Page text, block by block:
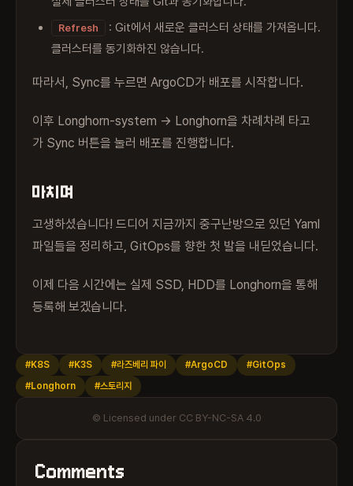
Refresh
: Git에서 새로운 클러스터 상태를 가져옵니다.
클러스터를 동기화하진 않습니다.
따라서, Sync를 누르면 ArgoCD가 배포를 시작합니다.
이후 Longhorn-system -> Longhorn을 차례차례 타고
가 Sync 버튼을 눌러 배포를 진행합니다.
마치며
고생하셨습니다! 드디어 지금까지 중구난방으로 있던 Yaml
파일들을 정리하고, GitOps를 향한 첫 발을 내딛었습니다.
이제 다음 시간에는 실제 SSD, HDD를 Longhorn을 통해
등록해 보겠습니다.
#K8S #K3S #라즈베리 파이 #ArgoCD
#GitOps
#Longhorn
#스토리지
© Licensed under CC BY-NC-SA 4.0
Comments